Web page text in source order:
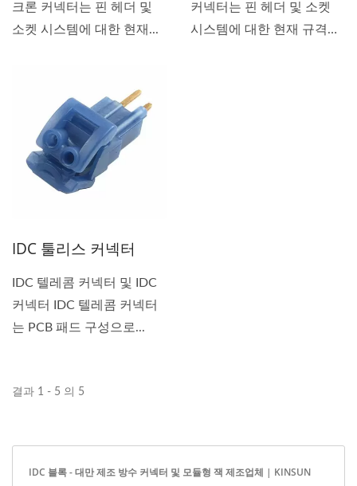
크론 커넥터는 핀 헤더 및
소켓 시스템에 대한 현재...
커넥터는 핀 헤더 및 소켓
시스템에 대한 현재 규격
IDC 툴리스 커넥터
IDC 텔레콤 커넥터 및 IDC
커넥터 IDC 텔레콤 커넥터
는 PCB 패드 구성으로...
결과 1 - 5 의 5
IDC 블록 - 대만 제조 방수 커넥터 및 모듈형 잭 제조업체 | KINSUN